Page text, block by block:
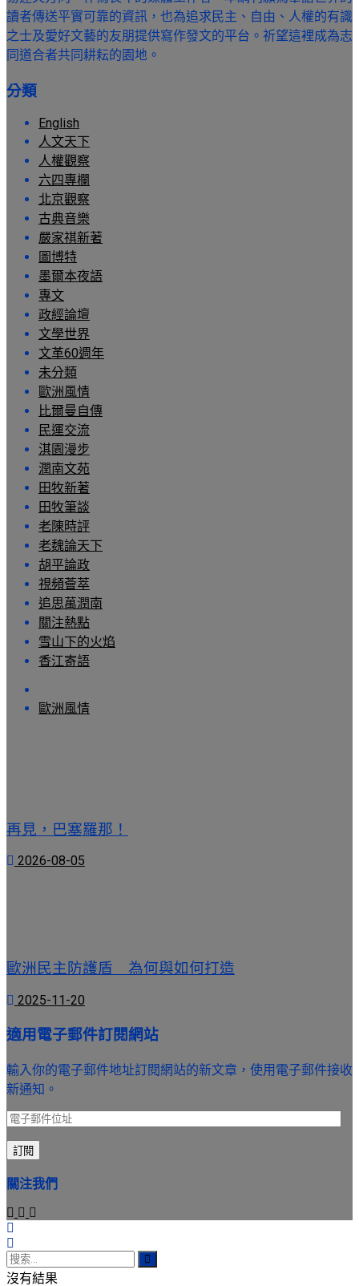
讀者傳送平實可靠的資訊，也為追求民主、自由、人權的有識
之士及愛好文藝的友朋提供寫作發文的平台。祈望這裡成為志
同道合者共同耕耘的園地。
分類
English
人文天下
人權觀察
六四專欄
北京觀察
古典音樂
嚴家祺新著
圖博特
墨爾本夜語
專文
政經論壇
文學世界
文革60週年
未分類
歐洲風情
比爾曼自傳
民運交流
淇園漫步
潤南文苑
田牧新著
田牧筆談
老陳時評
老魏論天下
胡平論政
視頻薈萃
追思萬潤南
關注熱點
雪山下的火焰
香江寄語
歐洲風情
再見，巴塞羅那！
2026-08-05
歐洲民主防護盾 為何與如何打造
2025-11-20
適用電子郵件訂閱網站
輸入你的電子郵件地址訂閱網站的新文章，使用電子郵件接收
新通知。
電
子
郵
件
址
訂閱
關注我們
沒有結果